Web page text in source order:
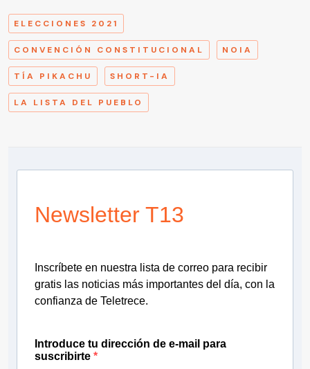
ELECCIONES 2021
CONVENCIÓN CONSTITUCIONAL NOIA
TÍA PIKACHU SHORT-IA
LA LISTA DEL PUEBLO
Newsletter T13
Inscríbete en nuestra lista de correo para recibir
gratis las noticias más importantes del día, con la
confianza de Teletrece.
Introduce tu dirección de e-mail para
suscribirte